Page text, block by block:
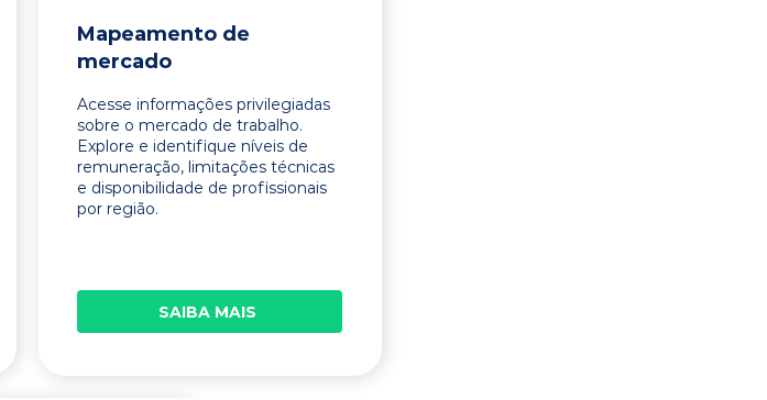
Mapeamento de
mercado
Acesse informações privilegiadas
sobre o mercado de trabalho.
Explore e identifique níveis de
remuneração, limitações técnicas
e disponibilidade de profissionais
por região.
SAIBA MAIS